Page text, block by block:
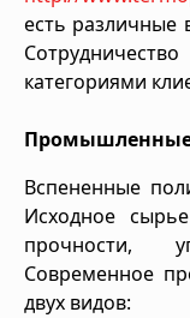
есть различные
категориями
Промышленные
Вспененные
Исходное
прочности,
Современное
двух видов: